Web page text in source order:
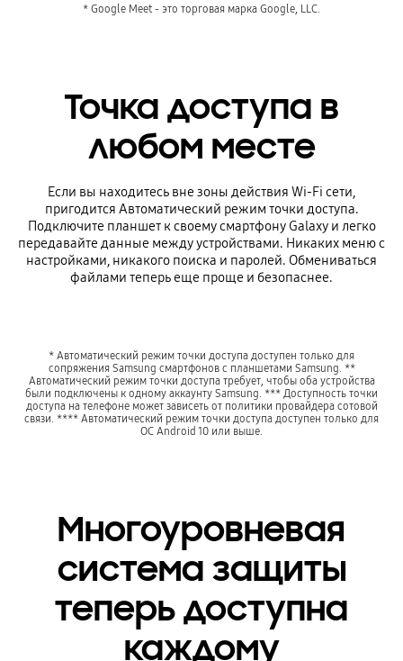
* Google Meet - это торговая марка Google, LLC.
Точка доступа в
любом месте
Если вы находитесь вне зоны действия Wi-Fi сети,
пригодится Автоматический режим точки доступа.
Подключите планшет к своему смартфону Galaxy и легко
передавайте данные между устройствами. Никаких меню с
настройками, никакого поиска и паролей. Обмениваться
файлами теперь еще проще и безопаснее.
* Автоматический режим точки доступа доступен только для
сопряжения Samsung смартфонов с планшетами Samsung. **
Автоматический режим точки доступа требует, чтобы оба устройства
были подключены к одному аккаунту Samsung. *** Доступность точки
доступа на телефоне может зависеть от политики провайдера сотовой
связи. **** Автоматический режим точки доступа доступен только для
ОС Android 10 или выше.
Многоуровневая
система защиты
теперь доступна
каждому